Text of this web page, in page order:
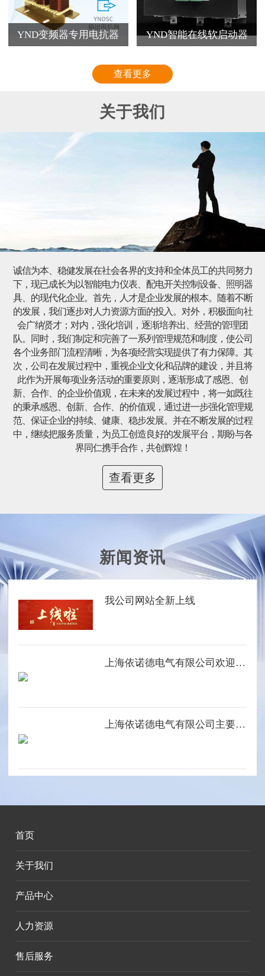
YND变频器专用电抗器 YND智能在线软启动器
查看更多
关于我们
诚信为本、稳健发展在社会各界的支持和全体员工的共同努力
下，现已成长为以智能电力仪表、配电开关控制设备、照明器
具、的现代化企业。首先，人才是企业发展的根本。随着不断
的发展，我们逐步对人力资源方面的投入。对外，积极面向社
会广纳贤才；对内，强化培训，逐渐培养出、经营的管理团
队。同时，我们制定和完善了一系列管理规范和制度，使公司
各个业务部门流程清晰，为各项经营实现提供了有力保障。其
次，公司在发展过程中，重视企业文化和品牌的建设，并且将
此作为开展每项业务活动的重要原则，逐渐形成了感恩、创
新、合作、的企业价值观，在未来的发展过程中，将一如既往
的秉承感恩、创新、合作、的价值观，通过进一步强化管理规
范、保证企业的持续、健康、稳步发展。并在不断发展的过程
中，继续把服务质量，为员工创造良好的发展平台，期盼与各
界同仁携手合作，共创辉煌！
查看更多
新闻资讯
我公司网站全新上线
上海依诺德电气有限公司欢迎您的光临
上海依诺德电气有限公司主要产品系列
首页
关于我们
产品中心
人力资源
售后服务